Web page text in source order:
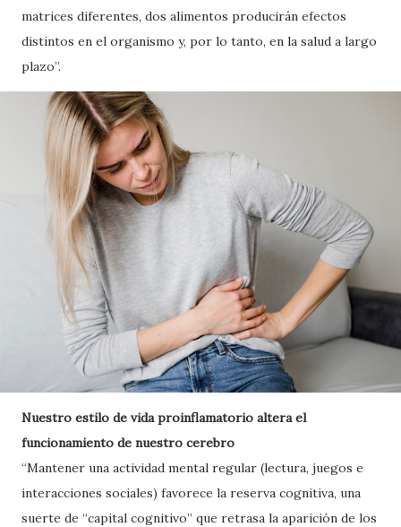
matrices diferentes, dos alimentos producirán efectos
distintos en el organismo y, por lo tanto, en la salud a largo
plazo”.
Nuestro estilo de vida proinflamatorio altera el
funcionamiento de nuestro cerebro
“Mantener una actividad mental regular (lectura, juegos e
interacciones sociales) favorece la reserva cognitiva, una
suerte de “capital cognitivo” que retrasa la aparición de los